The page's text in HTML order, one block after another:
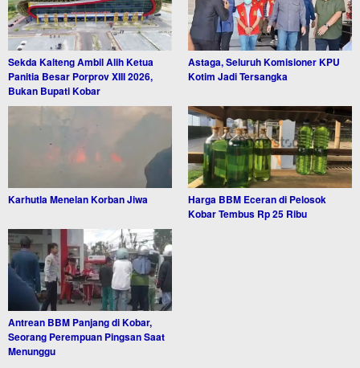
Sekda Kalteng Ambil Alih Ketua
Panitia Besar Porprov XIII 2026,
Bukan Bupati Kobar
Astaga, Seluruh Komisioner KPU
Kotim Jadi Tersangka
Karhutla Menelan Korban Jiwa
Harga BBM Eceran di Pelosok
Kobar Tembus Rp 25 Ribu
Antrean BBM Panjang di Kobar,
Seorang Perempuan Pingsan Saat
Menunggu